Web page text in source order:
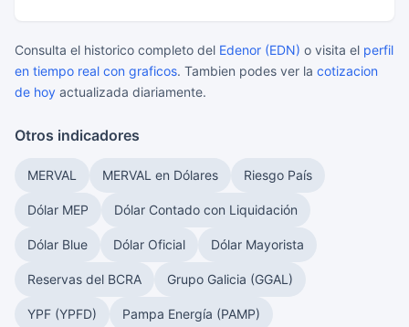
Consulta el historico completo del Edenor (EDN) o visita el perfil
en tiempo real con graficos. Tambien podes ver la cotizacion
de hoy actualizada diariamente.
Otros indicadores
MERVAL MERVAL en Dólares Riesgo País
Dólar MEP Dólar Contado con Liquidación
Dólar Blue Dólar Oficial Dólar Mayorista
Reservas del BCRA Grupo Galicia (GGAL)
YPF (YPFD) Pampa Energía (PAMP)